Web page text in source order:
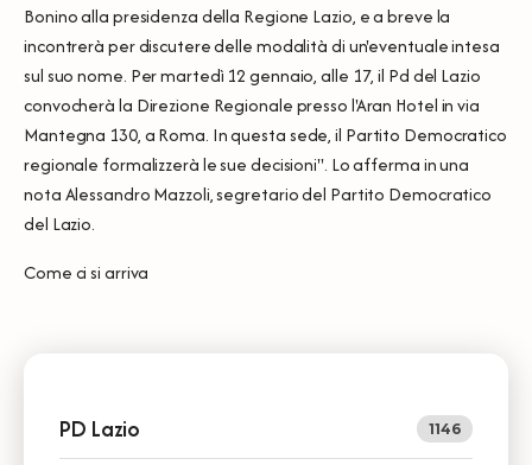
Bonino alla presidenza della Regione Lazio, e a breve la
incontrerà per discutere delle modalità di un'eventuale intesa
sul suo nome. Per martedì 12 gennaio, alle 17, il Pd del Lazio
convocherà la Direzione Regionale presso l'Aran Hotel in via
Mantegna 130, a Roma. In questa sede, il Partito Democratico
regionale formalizzerà le sue decisioni". Lo afferma in una
nota Alessandro Mazzoli, segretario del Partito Democratico
del Lazio.
Come ci si arriva
PD Lazio 1146